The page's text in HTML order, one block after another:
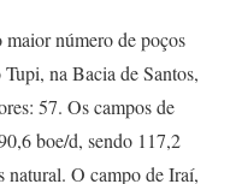
número de poços
na Bacia de Santos,
57. Os campos de
boe/d, sendo 117,2
natural. O campo de Iraí,